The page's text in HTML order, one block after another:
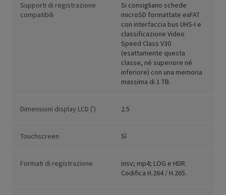
Supporti di registrazione
compatibili
Si consigliano schede
microSD formattate exFAT
con interfaccia bus UHS-I e
classificazione Video
Speed Class V30
(esattamente questa
classe, né superiore né
inferiore) con una memoria
massima di 1 TB.
Dimensioni display LCD (') 2.5
Touchscreen Sì
Formati di registrazione
insv; mp4; LOG e HDR.
Codifica H.264 / H.265.